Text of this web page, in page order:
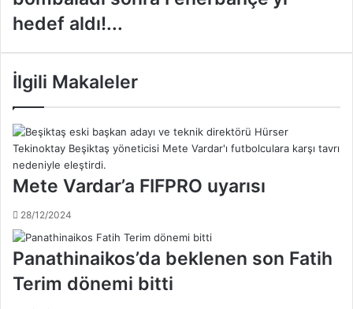
G
l
C
o
n
t
l
D
y
e
r
Ş
ö
n
c
e
a
l
a
t
a
hedef aldı!...
İlgili Makaleler
Mete Vardar’a FIFPRO uyarısı
28/12/2024
Panathinaikos’da beklenen son Fatih
Terim dönemi bitti